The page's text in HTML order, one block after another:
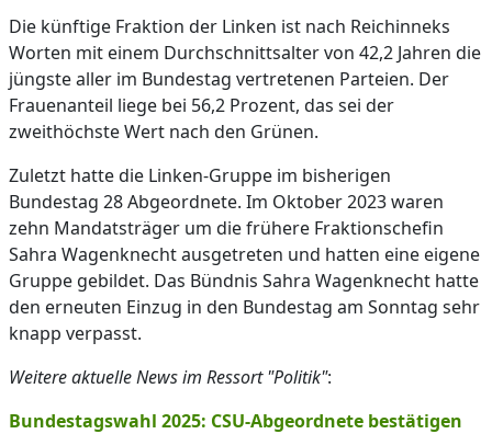
Die künftige Fraktion der Linken ist nach Reichinneks
Worten mit einem Durchschnittsalter von 42,2 Jahren die
jüngste aller im Bundestag vertretenen Parteien. Der
Frauenanteil liege bei 56,2 Prozent, das sei der
zweithöchste Wert nach den Grünen.
Zuletzt hatte die Linken-Gruppe im bisherigen
Bundestag 28 Abgeordnete. Im Oktober 2023 waren
zehn Mandatsträger um die frühere Fraktionschefin
Sahra Wagenknecht ausgetreten und hatten eine eigene
Gruppe gebildet. Das Bündnis Sahra Wagenknecht hatte
den erneuten Einzug in den Bundestag am Sonntag sehr
knapp verpasst.
Weitere aktuelle News im Ressort "Politik":
Bundestagswahl 2025: CSU-Abgeordnete bestätigen